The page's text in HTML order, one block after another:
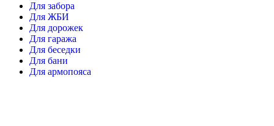
Для забора
Для ЖБИ
Для дорожек
Для гаража
Для беседки
Для бани
Для армопояса